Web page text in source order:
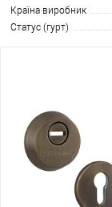
Країна виробник
Статус (гурт)